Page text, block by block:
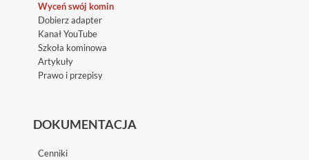
Wyceń swój komin
Dobierz adapter
Kanał YouTube
Szkoła kominowa
Artykuły
Prawo i przepisy
DOKUMENTACJA
Cenniki